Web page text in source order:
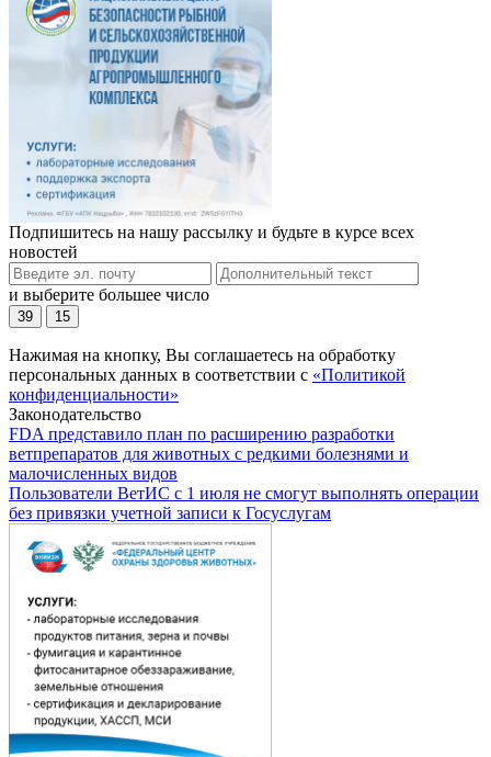
Подпишитесь на нашу рассылку и будьте в курсе всех
новостей
и выберите большее число
39 15
Нажимая на кнопку, Вы соглашаетесь на обработку
персональных данных в соответствии с «Политикой
конфиденциальности»
Законодательство
FDA представило план по расширению разработки
ветпрепаратов для животных с редкими болезнями и
малочисленных видов
Пользователи ВетИС с 1 июля не смогут выполнять операции
без привязки учетной записи к Госуслугам